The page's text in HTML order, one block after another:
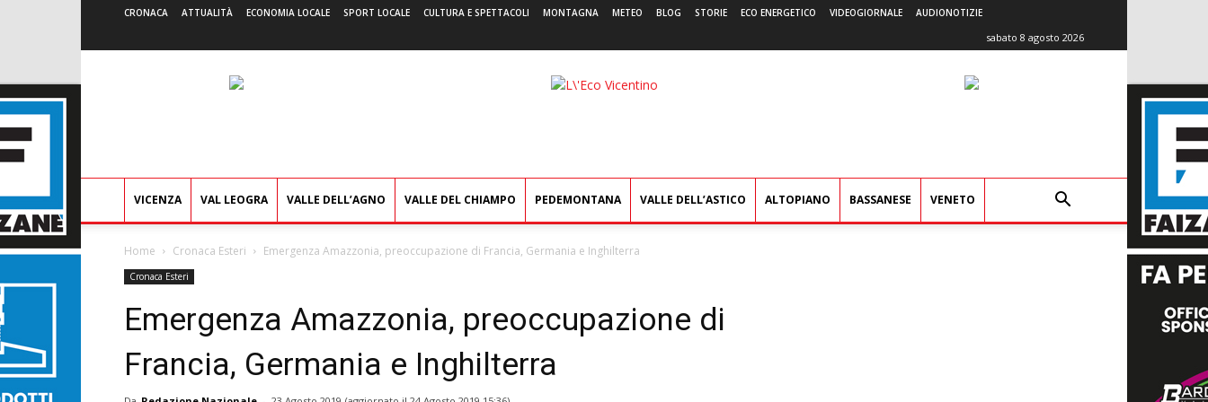
CRONACA ATTUALITÀ ECONOMIA LOCALE SPORT LOCALE CULTURA E SPETTACOLI MONTAGNA METEO BLOG STORIE ECO ENERGETICO VIDEOGIORNALE AUDIONOTIZIE
sabato 8 agosto 2026
L'Eco
VICENZA VAL LEOGRA VALLE DELL’AGNO VALLE DEL CHIAMPO PEDEMONTANA VALLE DELL’ASTICO ALTOPIANO BASSANESE VENETO
Home Cronaca Esteri Emergenza Amazzonia, preoccupazione di Francia, Germania e Inghilterra
Cronaca Esteri
Emergenza Amazzonia, preoccupazione di
Francia, Germania e Inghilterra